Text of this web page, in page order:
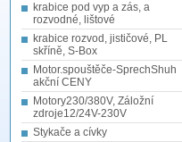
krabice pod vyp a zás, a
rozvodné, lištové
krabice rozvod, jističové, PL
skříně, S-Box
Motor.spouštěče-SprechShuh
akční CENY
Motory230/380V, Záložní
zdroje12/24V-230V
Stykače a cívky